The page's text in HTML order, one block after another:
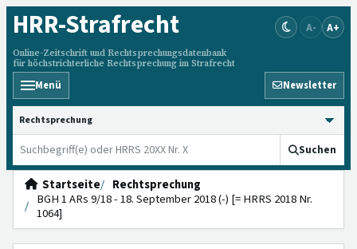
HRR-Strafrecht
Online-Zeitschrift und Rechtsprechungsdatenbank
für höchstrichterliche Rechtsprechung im Strafrecht
A- A+
Menü Newsletter
HRRS durchsuchen
Suchen
Startseite
Rechtsprechung
BGH 1 ARs 9/18 - 18. September 2018 (-) [= HRRS 2018 Nr.
1064]